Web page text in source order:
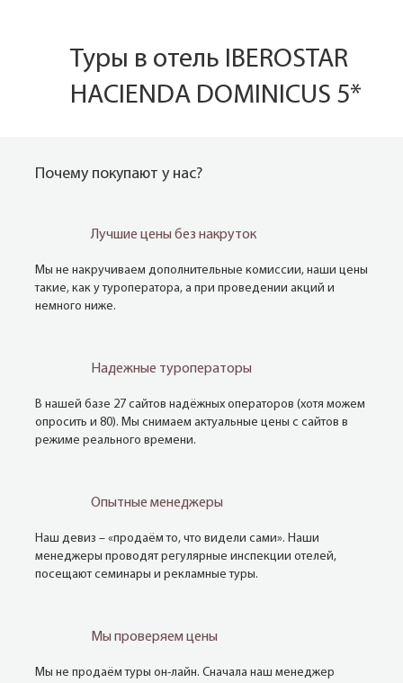
Туры в отель IBEROSTAR
HACIENDA DOMINICUS 5*
Почему покупают у нас?
Лучшие цены без накруток
Мы не накручиваем дополнительные комиссии, наши цены
такие, как у туроператора, а при проведении акций и
немного ниже.
Надежные туроператоры
В нашей базе 27 сайтов надёжных операторов (хотя можем
опросить и 80). Мы снимаем актуальные цены с сайтов в
режиме реального времени.
Опытные менеджеры
Наш девиз – «продаём то, что видели сами». Наши
менеджеры проводят регулярные инспекции отелей,
посещают семинары и рекламные туры.
Мы проверяем цены
Мы не продаём туры он-лайн. Сначала наш менеджер